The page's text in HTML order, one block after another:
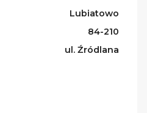
Lubiatowo
84-210
ul. Źródlana